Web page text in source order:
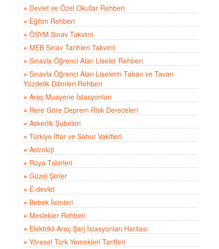
» Devlet ve Özel Okullar Rehberi
» Eğitim Rehberi
» ÖSYM Sınav Takvimi
» MEB Sınav Tarihleri Takvimi
» Sınavla Öğrenci Alan Liseler Rehberi
» Sınavla Öğrenci Alan Liselerin Taban ve Tavan
Yüzdelik Dilimleri Rehberi
» Araç Muayene İstasyonları
» İllere Göre Deprem Risk Dereceleri
» Askerlik Şubeleri
» Türkiye İftar ve Sahur Vakitleri
» Astroloji
» Rüya Tabirleri
» Güzel Şiirler
» E-devlet
» Bebek İsimleri
» Meslekler Rehberi
» Elektrikli Araç Şarj İstasyonları Haritası
» Yöresel Türk Yemekleri Tarifleri